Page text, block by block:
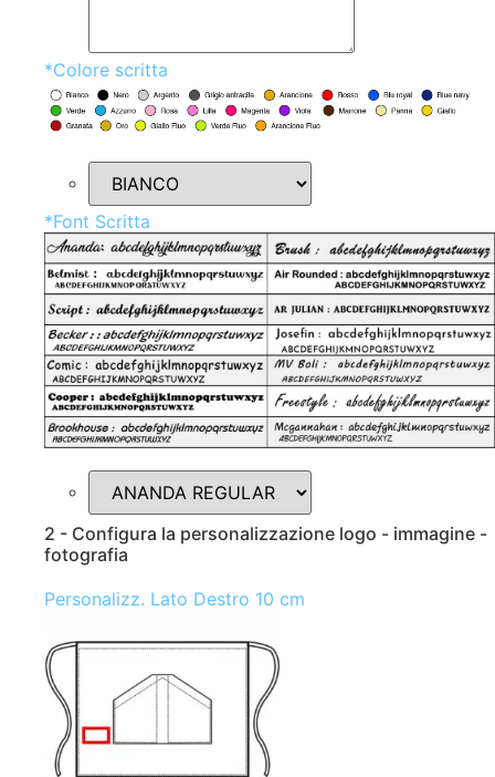
*Colore scritta
*Font Scritta
2 - Configura la personalizzazione logo - immagine -
fotografia
Personalizz. Lato Destro 10 cm